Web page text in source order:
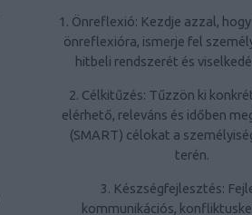
1. Önreflexió: Kezdje azzal,
önreflexióra, ismerje fel
hitbeli rendszerét és
2. Célkitűzés: Tűzzön ki
elérhető, releváns és időben
(SMART) célokat a
terén.
3. Készségfejlesztés:
kommunikációs,